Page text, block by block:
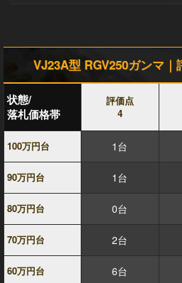
VJ23A型 RGV250ガンマ
状態/
落札価格帯
評価点
4
100万円台 1台
90万円台 1台
80万円台 0台
70万円台 2台
60万円台 6台